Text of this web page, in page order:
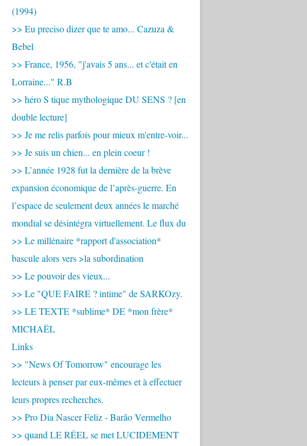
(1994)
>> Eu preciso dizer que te amo... Cazuza &
Bebel
>> France, 1956, "j'avais 5 ans... et c'était en
Lorraine..." R.B
>> héro S tique mythologique DU SENS ? [en
double lecture]
>> Je me relis parfois pour mieux m'entre-voir...
>> Je suis un chien... en plein coeur !
>> L’année 1928 fut la dernière de la brève
expansion économique de l’après-guerre. En
l’espace de seulement deux années le marché
mondial se désintégra virtuellement. Le flux du
>> Le millénaire *rapport d'association*
bascule alors vers >la subordination
>> Le pouvoir des vieux...
>> Le "QUE FAIRE ? intime" de SARKOzy.
>> LE TEXTE *sublime* DE *mon frère*
MICHAËL
Links
>> "News Of Tomorrow" encourage les
lecteurs à penser par eux-mêmes et à effectuer
leurs propres recherches.
>> Pro Dia Nascer Feliz - Barão Vermelho
>> quand LE RÉEL se met LUCIDEMENT